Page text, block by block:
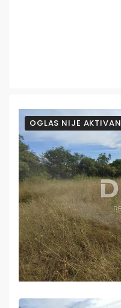
OGLAS NIJE AKTIVAN